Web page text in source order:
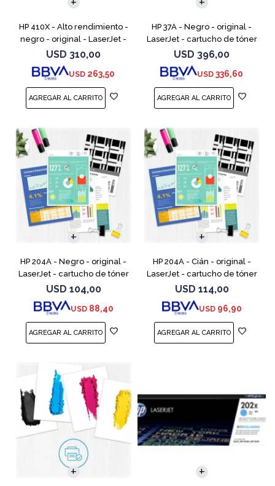
HP 410X - Alto rendimiento -
negro - original - LaserJet -
cartucho de tóner (CF410X) -
para Color LaserJet Pro M452,
MFP M377,
USD 310,00
USD 263,50
HP 37A - Negro - original -
LaserJet - cartucho de tóner
(CF237A) - para LaserJet
Managed MFP E62555;
LaserJet Managed Flow MFP
USD 396,00
USD 336,60
HP 204A - Negro - original -
LaserJet - cartucho de tóner
(CF510A) - para Color
LaserJet Pro M154a, M154nw,
MFP M180n, MFP M180n
USD 104,00
USD 88,40
HP 204A - Cián - original -
LaserJet - cartucho de tóner
(CF511A) - para Color LaserJet
Pro M154a, M154nw, MFP
M180n, MFP M180nw
USD 114,00
USD 96,90